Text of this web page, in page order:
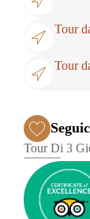
Tour
Tour
Tour Di 3